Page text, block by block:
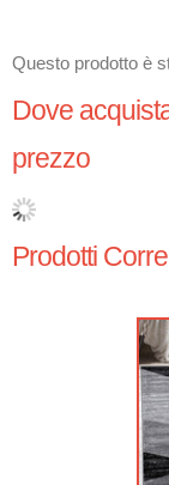
Questo prodotto è
Dove
prezzo
Prodotti